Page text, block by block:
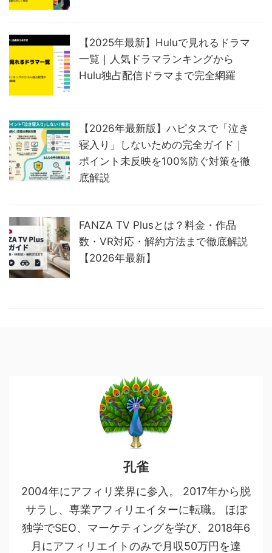
【2025年最新】Huluで見れるドラマ
一覧｜人気ドラマランキングから
Hulu独占配信ドラマまで完全網羅
【2026年最新版】ハピタスで「泣き
寝入り」しないための完全ガイド｜
ポイント未反映を100%防ぐ対策を徹
底解説
FANZA TV Plusとは？料金・作品
数・VR対応・解約方法まで徹底解説
【2026年最新】
孔雀
2004年にアフィリ業界に参入。 2017年から脱
サラし、専業アフィリエイターに転職。 ほぼ
独学でSEO、マーケティングを学び、2018年6
月にアフィリエイトのみで月収50万円を達